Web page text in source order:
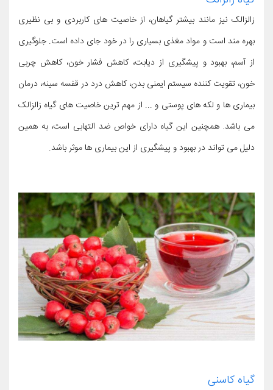
زالزالک نیز مانند بیشتر گیاهان، از خاصیت های کاربردی و بی نظیری
بهره مند است و مواد مغذی بسیاری را در خود جای داده است. جلوگیری
از آسم، بهبود و پیشگیری از دیابت، کاهش فشار خون، کاهش چربی
خون، تقویت کننده سیستم ایمنی بدن، کاهش درد در قفسه سینه، درمان
بیماری ها و لکه های پوستی و ... از مهم ترین خاصیت های گیاه زالزالک
می باشد. همچنین این گیاه دارای خواص ضد التهابی است، به همین
دلیل می تواند در بهبود و پیشگیری از این بیماری ها موثر باشد.
گیاه کاسنی